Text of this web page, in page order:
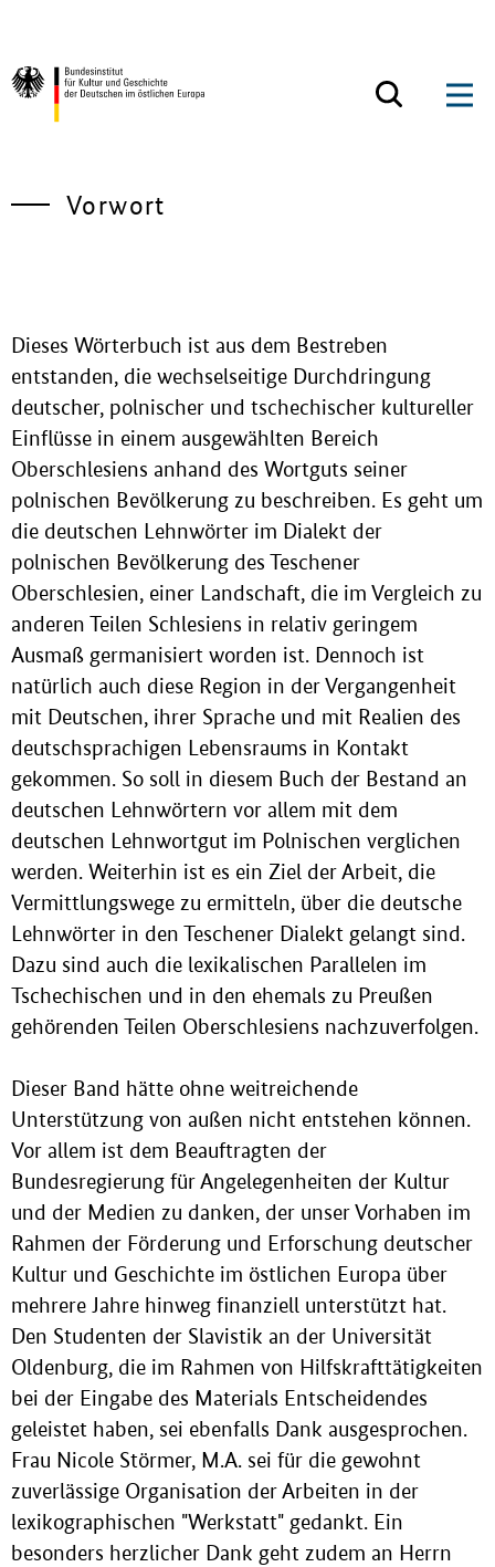
Vorwort
Dieses Wörterbuch ist aus dem Bestreben
entstanden, die wechselseitige Durchdringung
deutscher, polnischer und tschechischer kultureller
Einflüsse in einem ausgewählten Bereich
Oberschlesiens anhand des Wortguts seiner
polnischen Bevölkerung zu beschreiben. Es geht um
die deutschen Lehnwörter im Dialekt der
polnischen Bevölkerung des Teschener
Oberschlesien, einer Landschaft, die im Vergleich zu
anderen Teilen Schlesiens in relativ geringem
Ausmaß germanisiert worden ist. Dennoch ist
natürlich auch diese Region in der Vergangenheit
mit Deutschen, ihrer Sprache und mit Realien des
deutschsprachigen Lebensraums in Kontakt
gekommen. So soll in diesem Buch der Bestand an
deutschen Lehnwörtern vor allem mit dem
deutschen Lehnwortgut im Polnischen verglichen
werden. Weiterhin ist es ein Ziel der Arbeit, die
Vermittlungswege zu ermitteln, über die deutsche
Lehnwörter in den Teschener Dialekt gelangt sind.
Dazu sind auch die lexikalischen Parallelen im
Tschechischen und in den ehemals zu Preußen
gehörenden Teilen Oberschlesiens nachzuverfolgen.
Dieser Band hätte ohne weitreichende
Unterstützung von außen nicht entstehen können.
Vor allem ist dem Beauftragten der
Bundesregierung für Angelegenheiten der Kultur
und der Medien zu danken, der unser Vorhaben im
Rahmen der Förderung und Erforschung deutscher
Kultur und Geschichte im östlichen Europa über
mehrere Jahre hinweg finanziell unterstützt hat.
Den Studenten der Slavistik an der Universität
Oldenburg, die im Rahmen von Hilfskrafttätigkeiten
bei der Eingabe des Materials Entscheidendes
geleistet haben, sei ebenfalls Dank ausgesprochen.
Frau Nicole Störmer, M.A. sei für die gewohnt
zuverlässige Organisation der Arbeiten in der
lexikographischen "Werkstatt" gedankt. Ein
besonders herzlicher Dank geht zudem an Herrn